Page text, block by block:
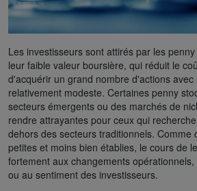
Les investisseurs sont attirés par les
leur faible valeur boursière, qui réduit le
d'acquérir un grand nombre d'actions
relativement modeste. Certaines penny
secteurs émergents ou des marchés de
rendre attrayantes pour ceux qui
dehors des secteurs traditionnels. Comme
petites et moins bien établies, le cours de
fortement aux changements
ou au sentiment des investisseurs.